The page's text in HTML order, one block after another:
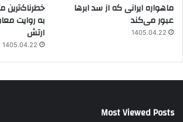
ماهواره ایرانی که از سد ابرها
عبور می‌کند
1405.04.22
به روایت
ارتش
1405.04.22
Most Viewed Posts